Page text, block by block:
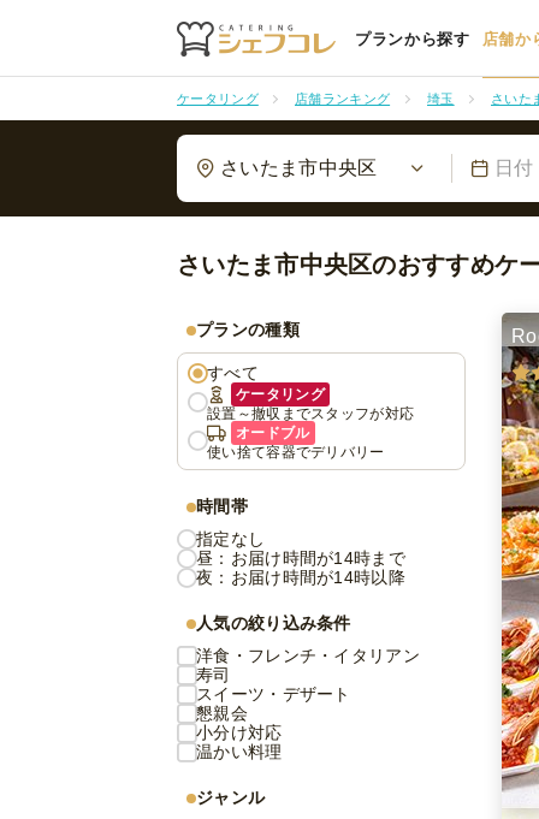
プランから探す 店舗か
ケータリング 店舗ランキング 埼玉 さいた
さいたま市中央区 日付
さいたま市中央区のおすすめケ
プランの種類
すべて
ケータリング
設置～撤収までスタッフが対応
オードブル
使い捨て容器でデリバリー
時間帯
指定なし
昼：お届け時間が14時まで
夜：お届け時間が14時以降
人気の絞り込み条件
洋食・フレンチ・イタリアン
寿司
スイーツ・デザート
懇親会
小分け対応
温かい料理
ジャンル